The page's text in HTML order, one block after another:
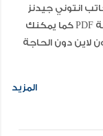
انتوني جيدنز
مجانا علي موقع فور ريد بصيغة PDF كما يمكنك
لاين دون الحاجة
المزيد